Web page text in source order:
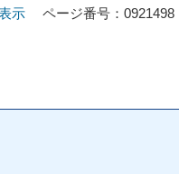
示 ページ番号：0921498